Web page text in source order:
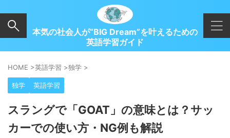
本気の社会人が“BIG Dream”を叶えるための
英語学習ガイド
HOME >英語学習 >独学 >
独学 英語学習
スラングで「GOAT」の意味とは？サッ
カーでの使い方・NG例も解説